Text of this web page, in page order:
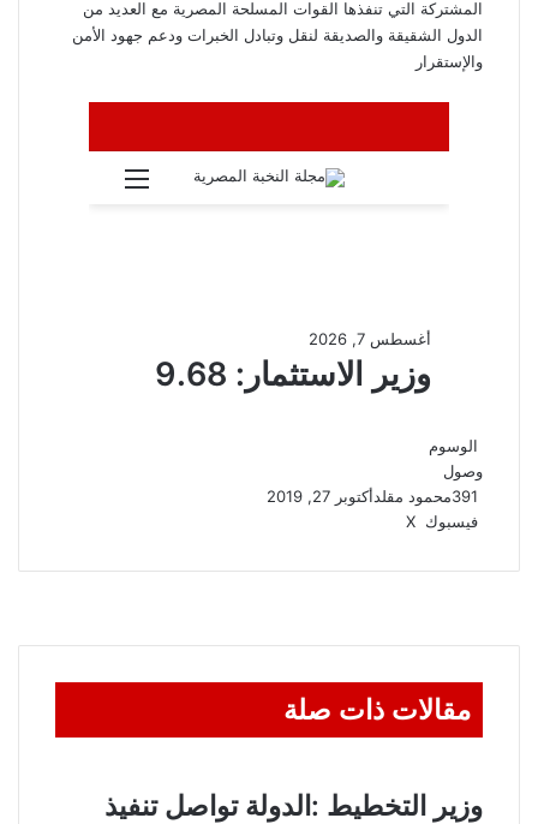
المشتركة التي تنفذها القوات المسلحة المصرية مع العديد من
الدول الشقيقة والصديقة لنقل وتبادل الخبرات ودعم جهود الأمن
والإستقرار
الوسوم
وصول
محمود مقلد أكتوبر 27, 2019
فيسبوك ‫X
البريد
مقالات ذات صلة
وزير التخطيط :الدولة تواصل تنفيذ